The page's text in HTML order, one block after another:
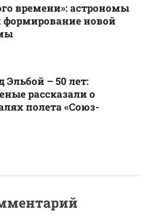
времени»: астрономы
новой
– 50 лет:
рассказали о
полета «Союз-